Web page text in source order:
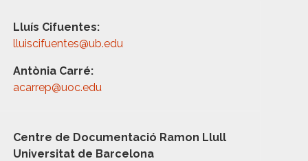
Lluís Cifuentes:
lluiscifuentes@ub.edu
Antònia Carré:
acarrep@uoc.edu
Centre de Documentació Ramon Llull
Universitat de Barcelona